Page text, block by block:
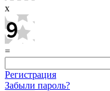
x
=
Регистрация
Забыли пароль?